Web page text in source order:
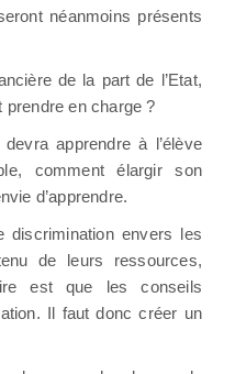
néanmoins présents
de la part de l’Etat,
en charge ?
devra apprendre à l’élève
comment élargir son
d’apprendre.
discrimination envers les
de leurs ressources,
est que les conseils
Il faut donc créer un